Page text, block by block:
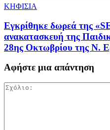
ΚΗΦΙΣΙΑ
Εγκρίθηκε δωρεά της
ανακατασκευή της
28ης Οκτωβρίου της Ν.
Αφήστε μια απάντηση